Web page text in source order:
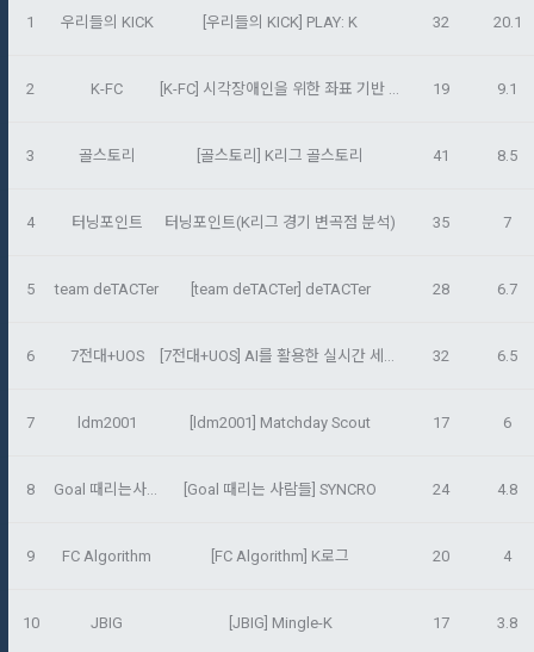
트를 통해 개인이 등록한 자료를 DB화하여 각각의 목적에 맞게
3. "개인회원"이라 함은 서비스를 이용하기 위하여 이 약관에 동
4. “인재회원”이라 함은 “데이콘 인재풀 서비스”를 이용하기 위
는 것에 동의한 “개인회원”을 말한다.
용 의뢰 서비스 등을 이용하기 위해 “회사”와 일정 계약을 한 개
6. “해커톤”이라 함은 “회사”가 “사이트”에 출제한 문제에 “개인
해커톤, AI해커톤, AI경진대회 등을 말한다.
라인/오프라인 교육서비스를 말한다.
드립니다. 또한, 법정대리인(부모 등)이 만14세 미만 아동의 개
합니다.
개인정보 침해사고가 발생하는 경우, 추가적인 피해를 예방하고
움을 받을 수 있는지 알려 드립니다.
그 무엇보다도, 개인정보와 관련하여 데이콘과 이용자 간의 권
보를 이용하지 않습니다.
개인정보보호법 제22조 제5항에 의해 선택정보 사항에 대해서
단, 할인, 이벤트 및 이용자 맞춤형 상품 추천 등의 마케팅 정보
DACON에서 제공하는 마케팅 정보를 원하지 않을 경우 ‘홈>계
의(선택)’에서 철회를 요청할 수 있습니다.
동의(선택)’에서 동의하실 수 있습니다.
1 우리들의 KICK [우리들의 KICK] PLAY: K 32 20.1
2 K-FC [K-FC] 시각장애인을 위한 좌표 기반 AI 음성 해설 서비스 "킥메이트" 19 9.1
3 골스토리 [골스토리] K리그 골스토리 41 8.5
4 터닝포인트 터닝포인트(K리그 경기 변곡점 분석) 35 7
5 team deTACTer [team deTACTer] deTACTer 28 6.7
6 7전대+UOS [7전대+UOS] AI를 활용한 실시간 세부 경기 데이터 제공 32 6.5
7 ldm2001 [ldm2001] Matchday Scout 17 6
8 Goal 때리는사람들 [Goal 때리는 사람들] SYNCRO 24 4.8
9 FC Algorithm [FC Algorithm] K로그 20 4
10 JBIG [JBIG] Mingle-K 17 3.8